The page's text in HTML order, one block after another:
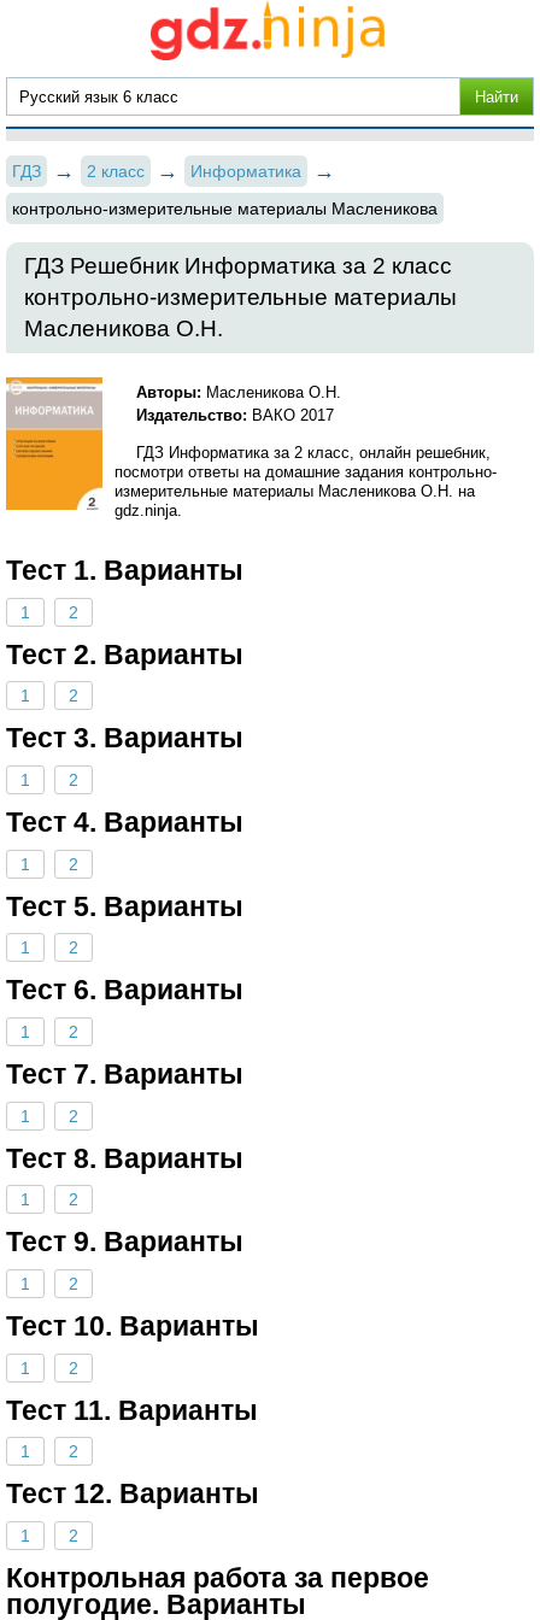
ГДЗ 2 класс
Информатика
контрольно-измерительные материалы Масленикова
ГДЗ Решебник Информатика за 2 класс
контрольно-измерительные материалы
Масленикова О.Н.
Авторы: Масленикова О.Н.
Издательство: ВАКО 2017
ГДЗ Информатика за 2 класс, онлайн решебник,
посмотри ответы на домашние задания контрольно-
измерительные материалы Масленикова О.Н. на
gdz.ninja.
Тест 1. Варианты
1 2
Тест 2. Варианты
1 2
Тест 3. Варианты
1 2
Тест 4. Варианты
1 2
Тест 5. Варианты
1 2
Тест 6. Варианты
1 2
Тест 7. Варианты
1 2
Тест 8. Варианты
1 2
Тест 9. Варианты
1 2
Тест 10. Варианты
1 2
Тест 11. Варианты
1 2
Тест 12. Варианты
1 2
Контрольная работа за первое
полугодие. Варианты